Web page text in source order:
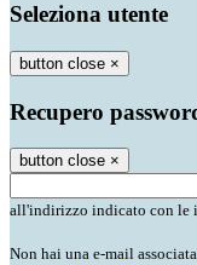
Seleziona utente
button close ×
Recupero
button close ×
all'indirizzo indicato con le
Non hai una e-mail